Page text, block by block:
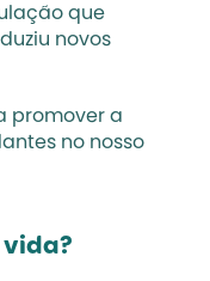
que
novos
promover a
no nosso
vida?